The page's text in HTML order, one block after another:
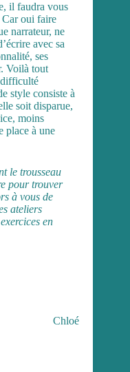
il faudra vous
Car oui faire
narrateur, ne
avec sa
ses
Voilà tout
style consiste à
soit disparue,
moins
place à une
le trousseau
pour trouver
à vous de
ateliers
en
Chloé